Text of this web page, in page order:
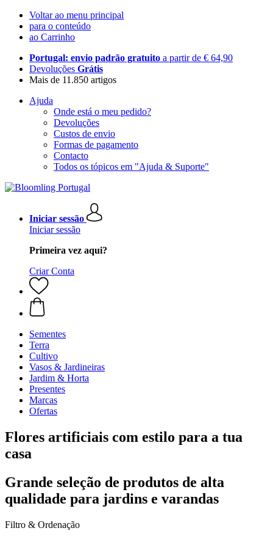
Voltar ao menu principal
para o conteúdo
ao Carrinho
Portugal: envio padrão gratuito a partir de € 64,90
Devoluções Grátis
Mais de 11.850 artigos
Ajuda
Onde está o meu pedido?
Devoluções
Custos de envio
Formas de pagamento
Contacto
Todos os tópicos em "Ajuda & Suporte"
Iniciar sessão
Iniciar sessão
Primeira vez aqui?
Criar Conta
Sementes
Terra
Cultivo
Vasos & Jardineiras
Jardim & Horta
Presentes
Marcas
Ofertas
Flores artificiais com estilo para a tua
casa
Grande seleção de produtos de alta
qualidade para jardins e varandas
Filtro & Ordenação